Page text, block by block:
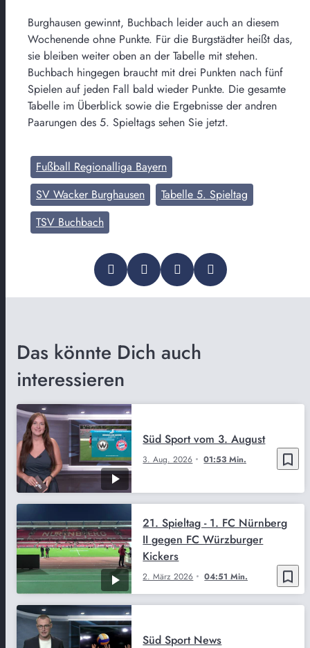
Burghausen gewinnt, Buchbach leider auch an diesem
Wochenende ohne Punkte. Für die Burgstädter heißt das,
sie bleiben weiter oben an der Tabelle mit stehen.
Buchbach hingegen braucht mit drei Punkten nach fünf
Spielen auf jeden Fall bald wieder Punkte. Die gesamte
Tabelle im Überblick sowie die Ergebnisse der andren
Paarungen des 5. Spieltags sehen Sie jetzt.
Fußball Regionalliga Bayern
SV Wacker Burghausen
Tabelle 5. Spieltag
TSV Buchbach
Das könnte Dich auch
interessieren
bookmark_border
3. Aug. 2026 01:53 Min.
Süd Sport vom 3. August
bookmark_border
2. März 2026 04:51 Min.
21. Spieltag - 1. FC Nürnberg
II gegen FC Würzburger
Kickers
Süd Sport News